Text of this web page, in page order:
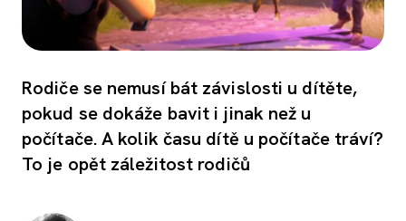
Rodiče se nemusí bát závislosti u dítěte,
pokud se dokáže bavit i jinak než u
počítače. A kolik času dítě u počítače tráví?
To je opět záležitost rodičů